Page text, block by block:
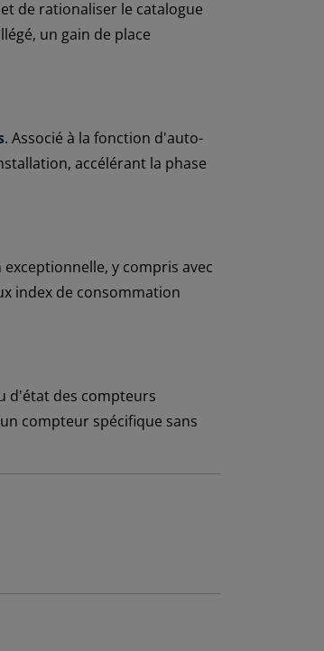
de rationaliser le catalogue
un gain de place
. Associé à la fonction d'auto-
accélérant la phase
y compris avec
index de consommation
d'état des compteurs
compteur spécifique sans